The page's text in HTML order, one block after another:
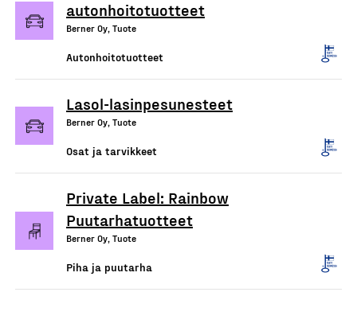
autonhoitotuotteet
Berner Oy, Tuote
Autonhoitotuotteet
Lasol-lasinpesunesteet
Berner Oy, Tuote
Osat ja tarvikkeet
Private Label: Rainbow
Puutarhatuotteet
Berner Oy, Tuote
Piha ja puutarha